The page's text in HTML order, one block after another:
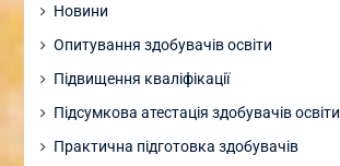
Новини
Опитування здобувачів освіти
Підвищення кваліфікації
Підсумкова атестація здобувачів освіти
Практична підготовка здобувачів